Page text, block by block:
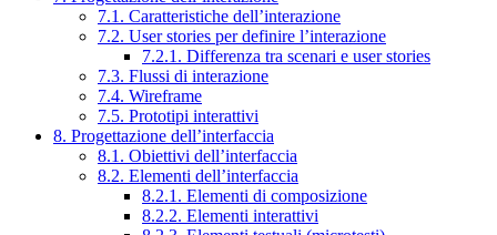
7.1. Caratteristiche dell’interazione
7.2. User stories per definire l’interazione
7.2.1. Differenza tra scenari e user stories
7.3. Flussi di interazione
7.4. Wireframe
7.5. Prototipi interattivi
8. Progettazione dell’interfaccia
8.1. Obiettivi dell’interfaccia
8.2. Elementi dell’interfaccia
8.2.1. Elementi di composizione
8.2.2. Elementi interattivi